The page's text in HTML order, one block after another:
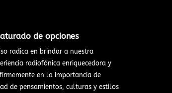
de opciones​
radica en brindar a nuestra
radiofónica enriquecedora y
en la importancia de
de pensamientos, culturas y estilos